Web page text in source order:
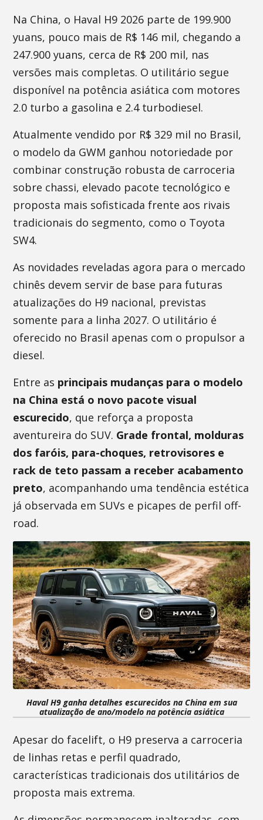
Na China, o Haval H9 2026 parte de 199.900
yuans, pouco mais de R$ 146 mil, chegando a
247.900 yuans, cerca de R$ 200 mil, nas
versões mais completas. O utilitário segue
disponível na potência asiática com motores
2.0 turbo a gasolina e 2.4 turbodiesel.
Atualmente vendido por R$ 329 mil no Brasil,
o modelo da GWM ganhou notoriedade por
combinar construção robusta de carroceria
sobre chassi, elevado pacote tecnológico e
proposta mais sofisticada frente aos rivais
tradicionais do segmento, como o Toyota
SW4.
As novidades reveladas agora para o mercado
chinês devem servir de base para futuras
atualizações do H9 nacional, previstas
somente para a linha 2027. O utilitário é
oferecido no Brasil apenas com o propulsor a
diesel.
Entre as principais mudanças para o modelo
na China está o novo pacote visual
escurecido, que reforça a proposta
aventureira do SUV. Grade frontal, molduras
dos faróis, para-choques, retrovisores e
rack de teto passam a receber acabamento
preto, acompanhando uma tendência estética
já observada em SUVs e picapes de perfil off-
road.
Haval H9 ganha detalhes escurecidos na China em sua
atualização de ano/modelo na potência asiática
Apesar do facelift, o H9 preserva a carroceria
de linhas retas e perfil quadrado,
características tradicionais dos utilitários de
proposta mais extrema.